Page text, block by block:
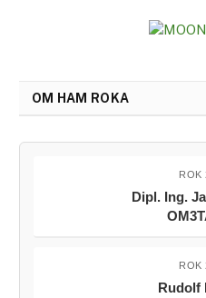
OM HAM ROKA
ROK
Dipl. Ing.
ROK
Rudolf